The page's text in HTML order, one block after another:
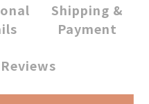
Shipping &
Payment